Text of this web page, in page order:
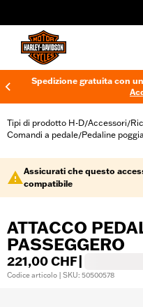
Spedizione gratuita con
Tipi di prodotto H-D/Accessori/
Comandi a pedale/Pedaline
Assicurati che questo
compatibile
ATTACCO
PASSEGGERO
221,00 CHF
Codice articolo | SKU: 50500578